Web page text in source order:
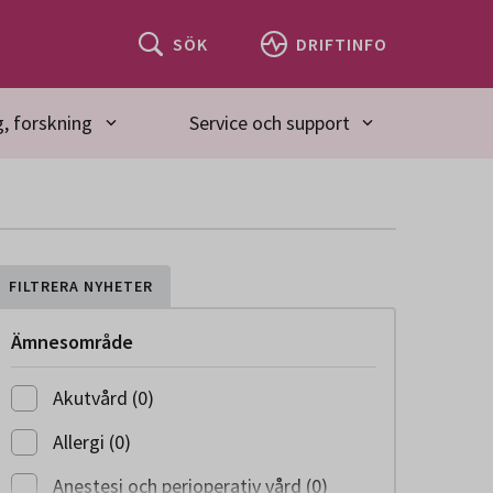
SÖK DRIFTINFO
forskning Service och support
FILTRERA NYHETER
Ämnesområde
Akutvård (0)
Allergi (0)
Anestesi och perioperativ vård (0)